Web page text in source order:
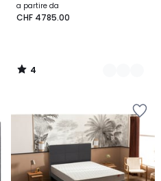
a partire da
CHF 4785.00
4
/